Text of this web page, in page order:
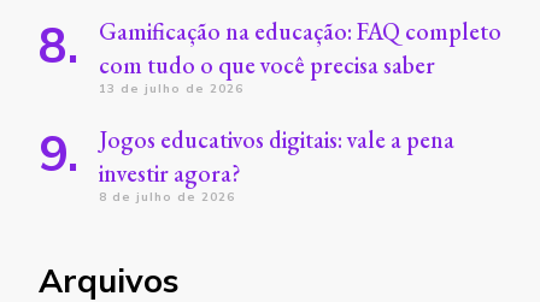
Gamificação na educação: FAQ completo
com tudo o que você precisa saber
13 de julho de 2026
Jogos educativos digitais: vale a pena
investir agora?
8 de julho de 2026
Arquivos